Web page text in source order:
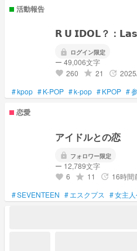
活動報告
𝗥 𝗨 𝗜𝗗𝗢𝗟？：
lock ログイン限定
ー 49,006文字
favorite 260 grade 21 update
#kpop #K-POP #k-pop #KPOP #
恋愛
アイドルとの恋
lock フォロワー限定
ー 12,789文字
favorite 6 grade 11 update 16時間
#SEVENTEEN #エスクプス #女主